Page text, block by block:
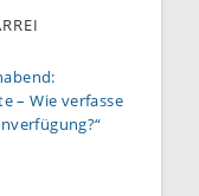
– Wie verfasse